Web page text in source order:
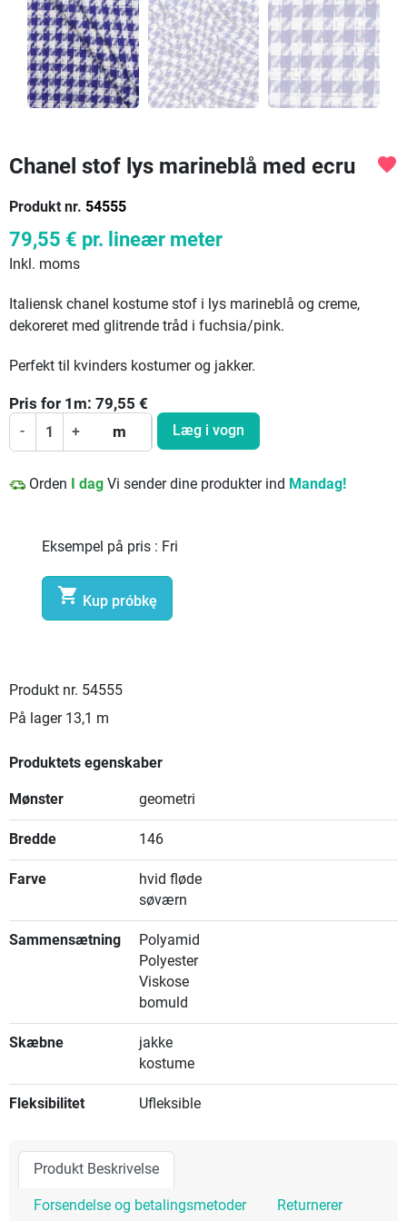
Chanel stof lys marineblå med ecru
Produkt nr. 54555
favorite
79,55 € pr. lineær meter
Inkl. moms
Italiensk chanel kostume stof i lys marineblå og creme,
dekoreret med glitrende tråd i fuchsia/pink.
Perfekt til kvinders kostumer og jakker.
Pris for 1 m: 79,55 €
- + m Læg i vogn
Orden I dag Vi sender dine produkter ind Mandag!
Eksempel på pris : Fri
 Kup próbkę
Produkt nr. 54555
På lager 13,1 m
Produktets egenskaber
Mønster geometri
Bredde 146
Farve
hvid fløde
søværn
Sammensætning
Polyamid
Polyester
Viskose
bomuld
Skæbne
jakke
kostume
Fleksibilitet Ufleksible
Produkt Beskrivelse
Forsendelse og betalingsmetoder Returnerer